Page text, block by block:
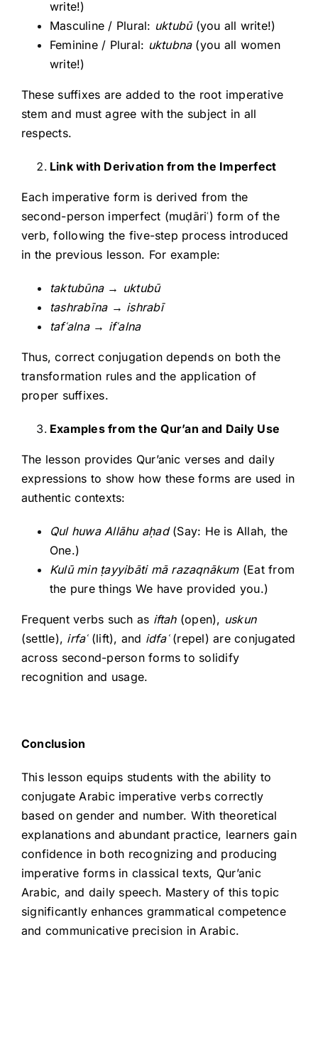
write!)
Masculine / Plural: uktubū(you all write!)
Feminine / Plural: uktubna(you all women
write!)
These suffixes are added to the root imperative
stem and must agree with the subject in all
respects.
Link with Derivation from the Imperfect
Each imperative form is derived from the
second-person imperfect (muḍāriʿ) form of the
verb, following the five-step process introduced
in the previous lesson. For example:
taktubūna→ uktubū
tashrabīna→ ishrabī
tafʿalna→ ifʿalna
Thus, correct conjugation depends on both the
transformation rules and the application of
proper suffixes.
Examples from the Qur’an and Daily Use
The lesson provides Qur’anic verses and daily
expressions to show how these forms are used in
authentic contexts:
Qul huwa Allāhu aḥad(Say: He is Allah, the
One.)
Kulū min ṭayyibāti mā razaqnākum(Eat from
the pure things We have provided you.)
Frequent verbs such as iftah(open), uskun
(settle), irfaʿ(lift), and idfaʿ(repel) are conjugated
across second-person forms to solidify
recognition and usage.
Conclusion
This lesson equips students with the ability to
conjugate Arabic imperative verbs correctly
based on gender and number. With theoretical
explanations and abundant practice, learners gain
confidence in both recognizing and producing
imperative forms in classical texts, Qur’anic
Arabic, and daily speech. Mastery of this topic
significantly enhances grammatical competence
and communicative precision in Arabic.